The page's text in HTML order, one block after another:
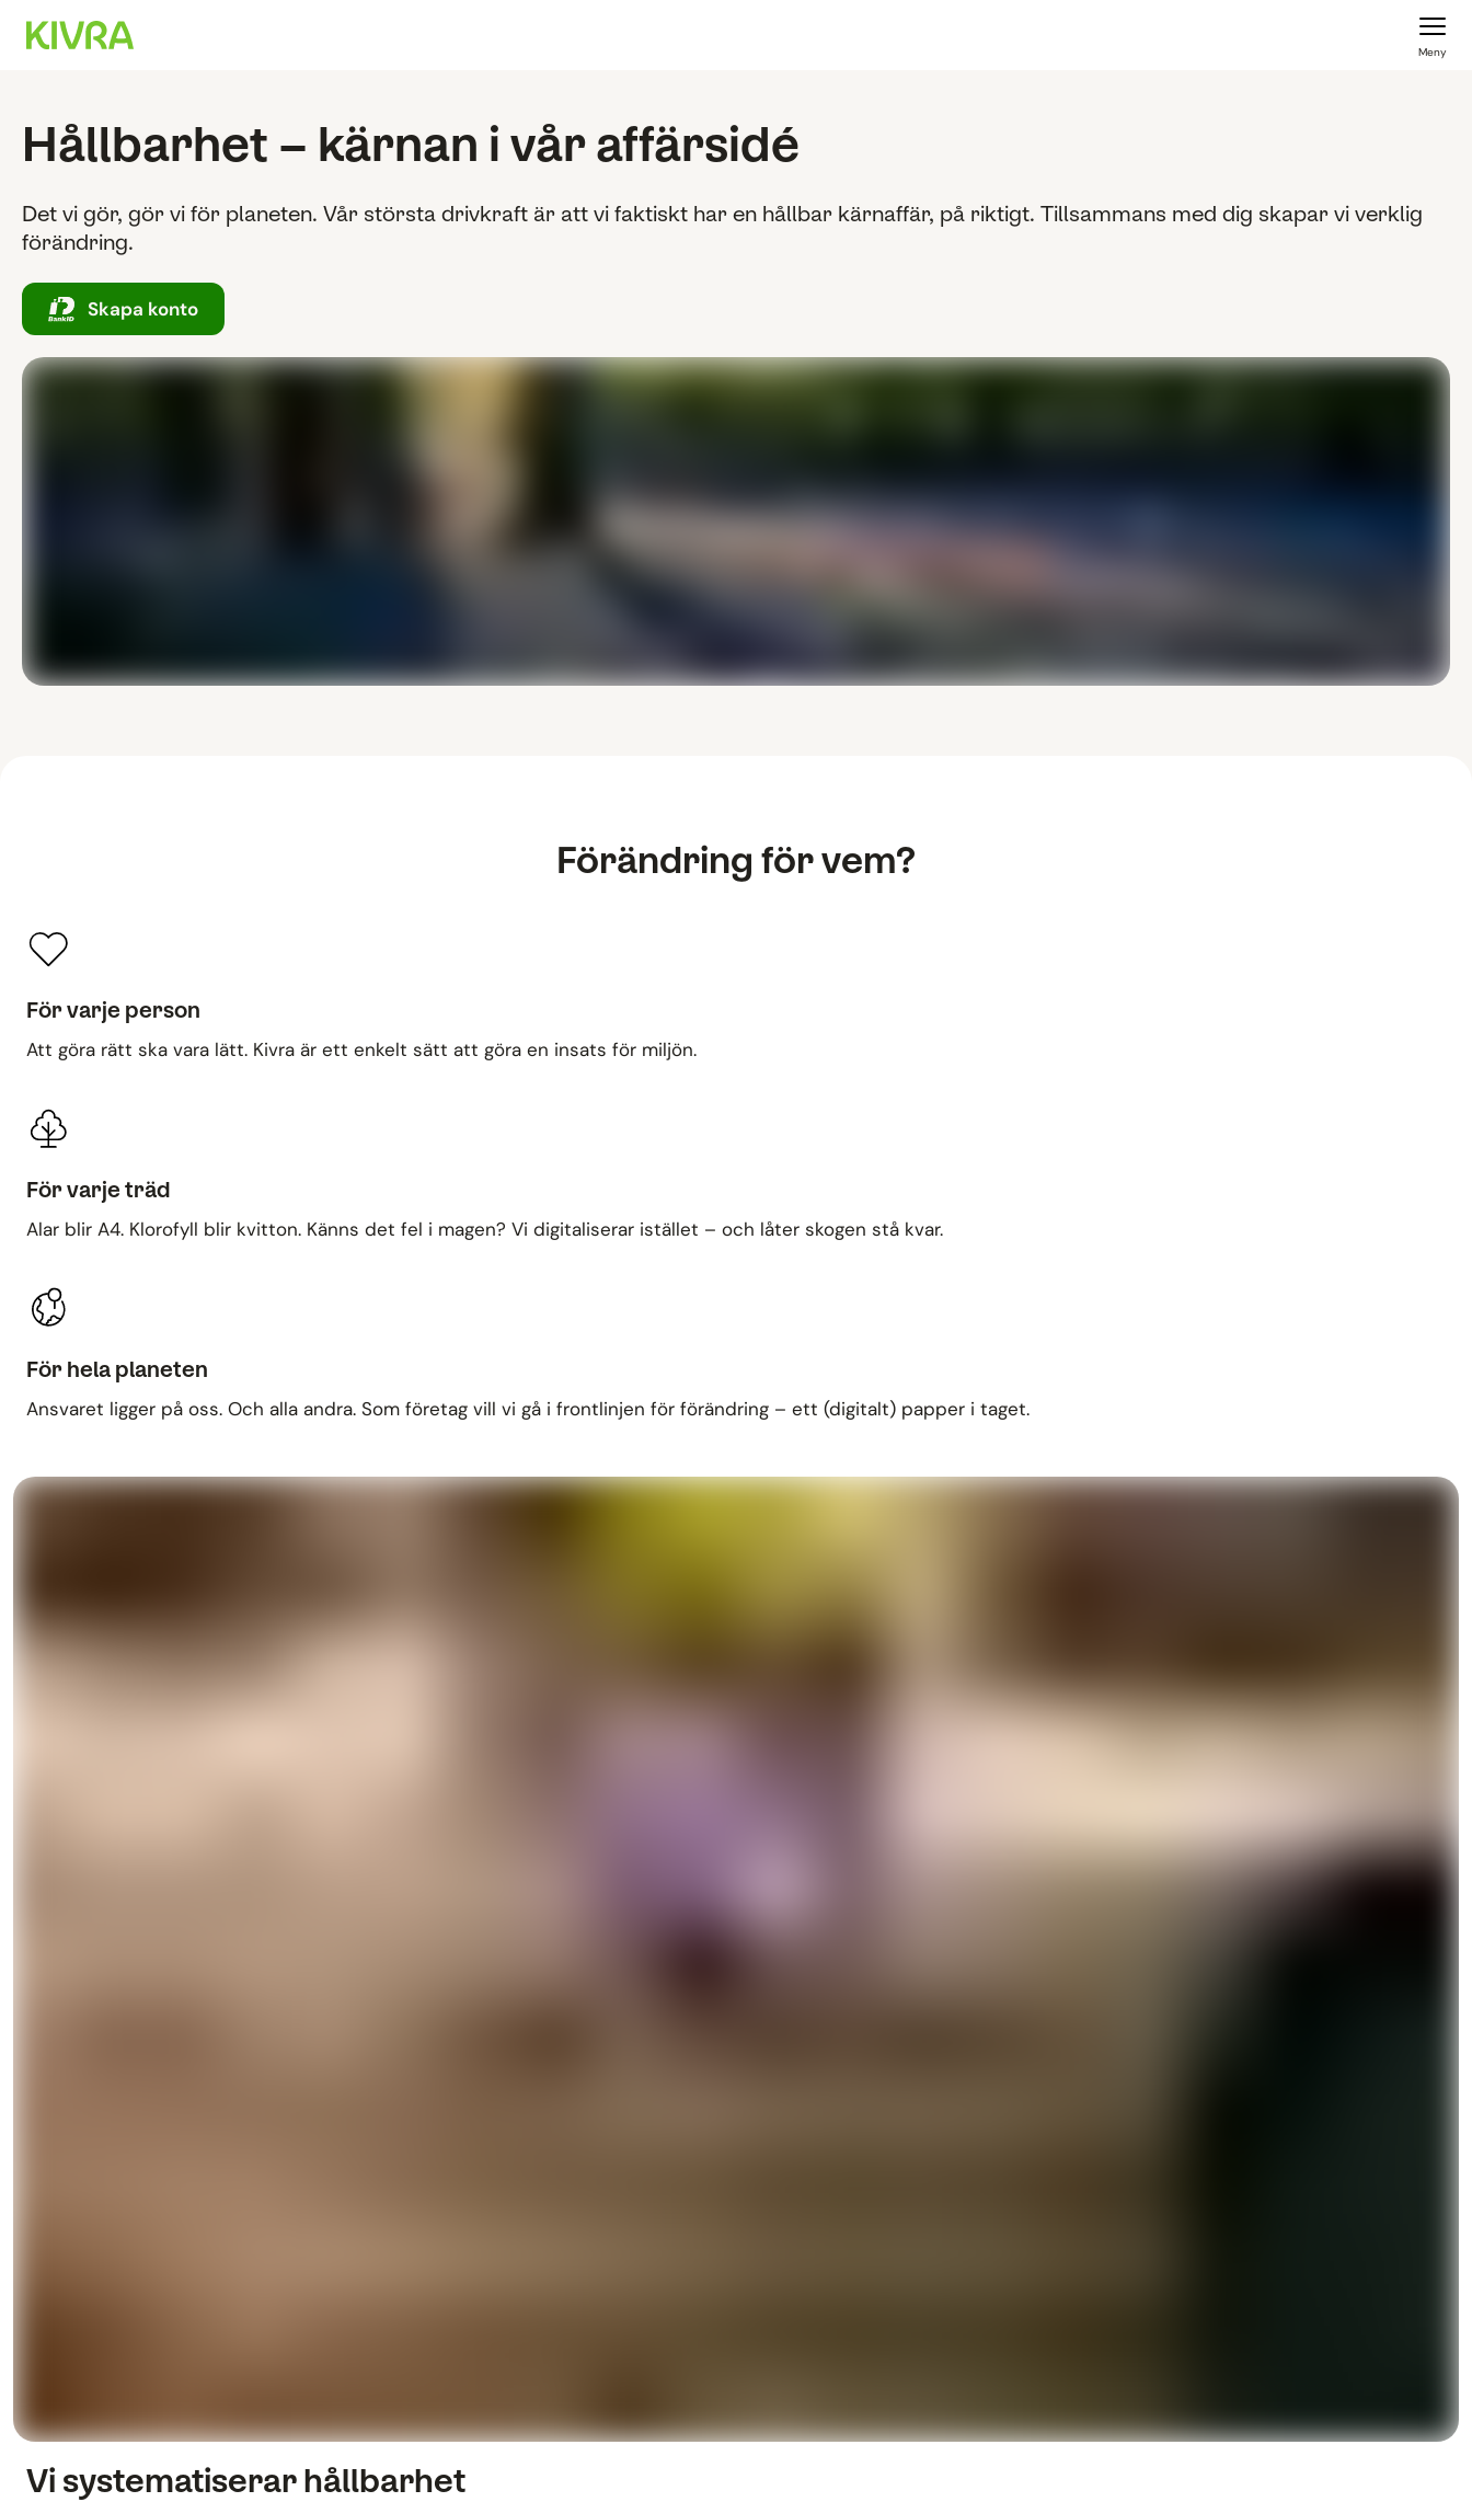
Meny
Hållbarhet – kärnan i vår affärsidé
Det vi gör, gör vi för planeten. Vår största drivkraft är att vi faktiskt har en hållbar kärnaffär, på riktigt. Tillsammans med dig skapar vi verklig
förändring.
Skapa konto
Förändring för vem?
För varje person
Att göra rätt ska vara lätt. Kivra är ett enkelt sätt att göra en insats för miljön.
För varje träd
Alar blir A4. Klorofyll blir kvitton. Känns det fel i magen? Vi digitaliserar istället – och låter skogen stå kvar.
För hela planeten
Ansvaret ligger på oss. Och alla andra. Som företag vill vi gå i frontlinjen för förändring – ett (digitalt) papper i taget.
Vi systematiserar hållbarhet